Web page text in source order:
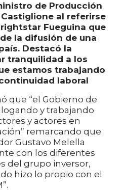
de Producción
al referirse
Fueguina que
la difusión de una
Destacó la
tranquilidad a los
estamos trabajando
laboral
que “el Gobierno de
y trabajando
y actores en
remarcando que
Gustavo Melella
con los diferentes
del grupo inversor,
hizo lo propio con el